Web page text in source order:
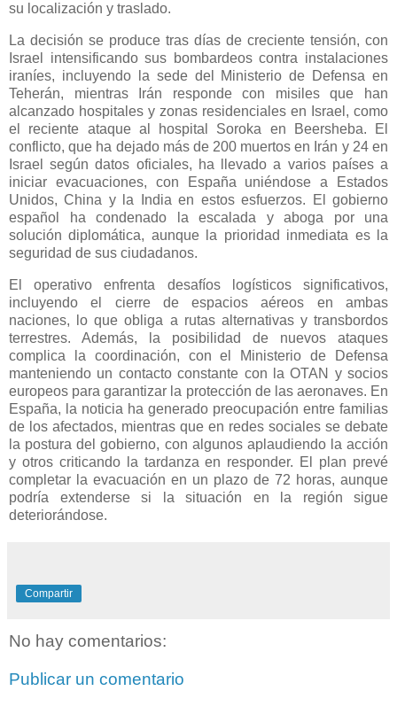
su localización y traslado.
La decisión se produce tras días de creciente tensión, con
Israel intensificando sus bombardeos contra instalaciones
iraníes, incluyendo la sede del Ministerio de Defensa en
Teherán, mientras Irán responde con misiles que han
alcanzado hospitales y zonas residenciales en Israel, como
el reciente ataque al hospital Soroka en Beersheba. El
conflicto, que ha dejado más de 200 muertos en Irán y 24 en
Israel según datos oficiales, ha llevado a varios países a
iniciar evacuaciones, con España uniéndose a Estados
Unidos, China y la India en estos esfuerzos. El gobierno
español ha condenado la escalada y aboga por una
solución diplomática, aunque la prioridad inmediata es la
seguridad de sus ciudadanos.
El operativo enfrenta desafíos logísticos significativos,
incluyendo el cierre de espacios aéreos en ambas
naciones, lo que obliga a rutas alternativas y transbordos
terrestres. Además, la posibilidad de nuevos ataques
complica la coordinación, con el Ministerio de Defensa
manteniendo un contacto constante con la OTAN y socios
europeos para garantizar la protección de las aeronaves. En
España, la noticia ha generado preocupación entre familias
de los afectados, mientras que en redes sociales se debate
la postura del gobierno, con algunos aplaudiendo la acción
y otros criticando la tardanza en responder. El plan prevé
completar la evacuación en un plazo de 72 horas, aunque
podría extenderse si la situación en la región sigue
deteriorándose.
Compartir
No hay comentarios:
Publicar un comentario